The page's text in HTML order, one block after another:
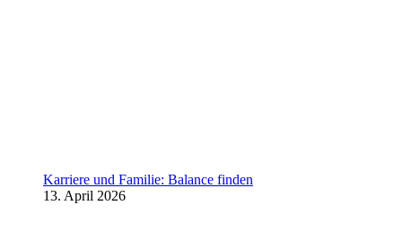
Karriere und Familie: Balance finden
13. April 2026